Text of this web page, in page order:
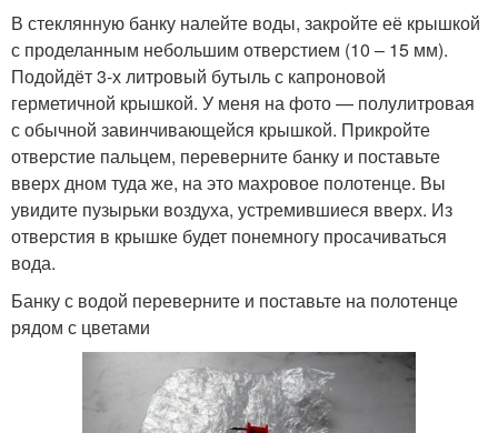
В стеклянную банку налейте воды, закройте её крышкой
с проделанным небольшим отверстием (10 – 15 мм).
Подойдёт 3-х литровый бутыль с капроновой
герметичной крышкой. У меня на фото — полулитровая
с обычной завинчивающейся крышкой. Прикройте
отверстие пальцем, переверните банку и поставьте
вверх дном туда же, на это махровое полотенце. Вы
увидите пузырьки воздуха, устремившиеся вверх. Из
отверстия в крышке будет понемногу просачиваться
вода.
Банку с водой переверните и поставьте на полотенце
рядом с цветами